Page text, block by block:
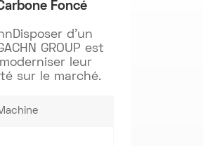
Foncé
Disposer d'un
GROUP est
leur
sur le marché.